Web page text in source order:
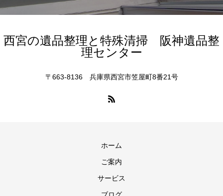
西宮の遺品整理と特殊清掃 阪神遺品整
理センター
〒663-8136 兵庫県西宮市笠屋町8番21号
ホーム
ご案内
サービス